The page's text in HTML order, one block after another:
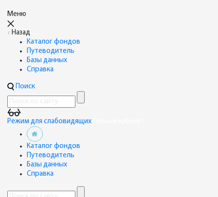
Меню
Назад
Каталог фондов
Путеводитель
Базы данных
Справка
Поиск
Режим для слабовидящих
Каталог фондов
Путеводитель
Базы данных
Справка